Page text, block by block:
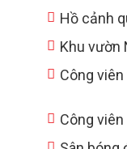
Hồ cảnh
Khu vườn
Công
Công